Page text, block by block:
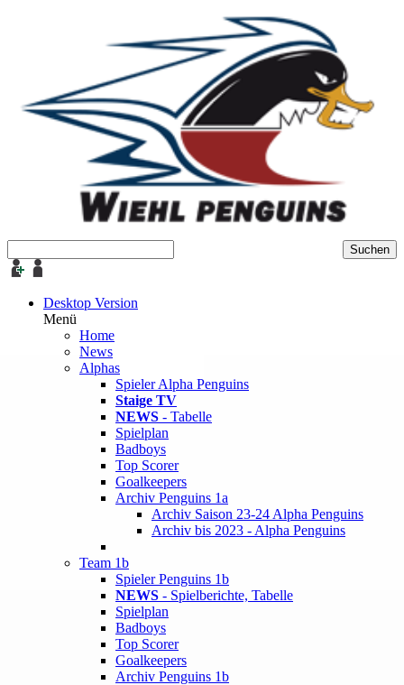
Desktop Version
Menü
Home
News
Alphas
Spieler Alpha Penguins
Staige TV
NEWS - Tabelle
Spielplan
Badboys
Top Scorer
Goalkeepers
Archiv Penguins 1a
Archiv Saison 23-24 Alpha Penguins
Archiv bis 2023 - Alpha Penguins
Team 1b
Spieler Penguins 1b
NEWS - Spielberichte, Tabelle
Spielplan
Badboys
Top Scorer
Goalkeepers
Archiv Penguins 1b